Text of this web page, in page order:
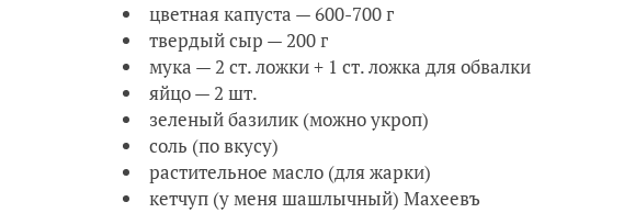
цветная капуста — 600-700 г
твердый сыр — 200 г
мука — 2 ст. ложки + 1 ст. ложка для обвалки
яйцо — 2 шт.
зеленый базилик (можно укроп)
соль (по вкусу)
растительное масло (для жарки)
кетчуп (у меня шашлычный) Махеевъ